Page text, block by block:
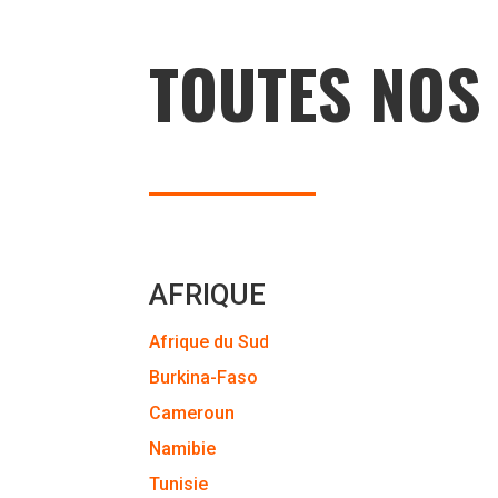
TOUTES
AFRIQUE
Afrique du Sud
Burkina-Faso
Cameroun
Namibie
Tunisie